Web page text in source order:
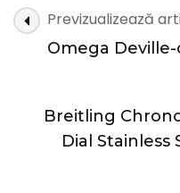
Navigare
în
Previzualizează
Omega
Breitling
Dial Stainless